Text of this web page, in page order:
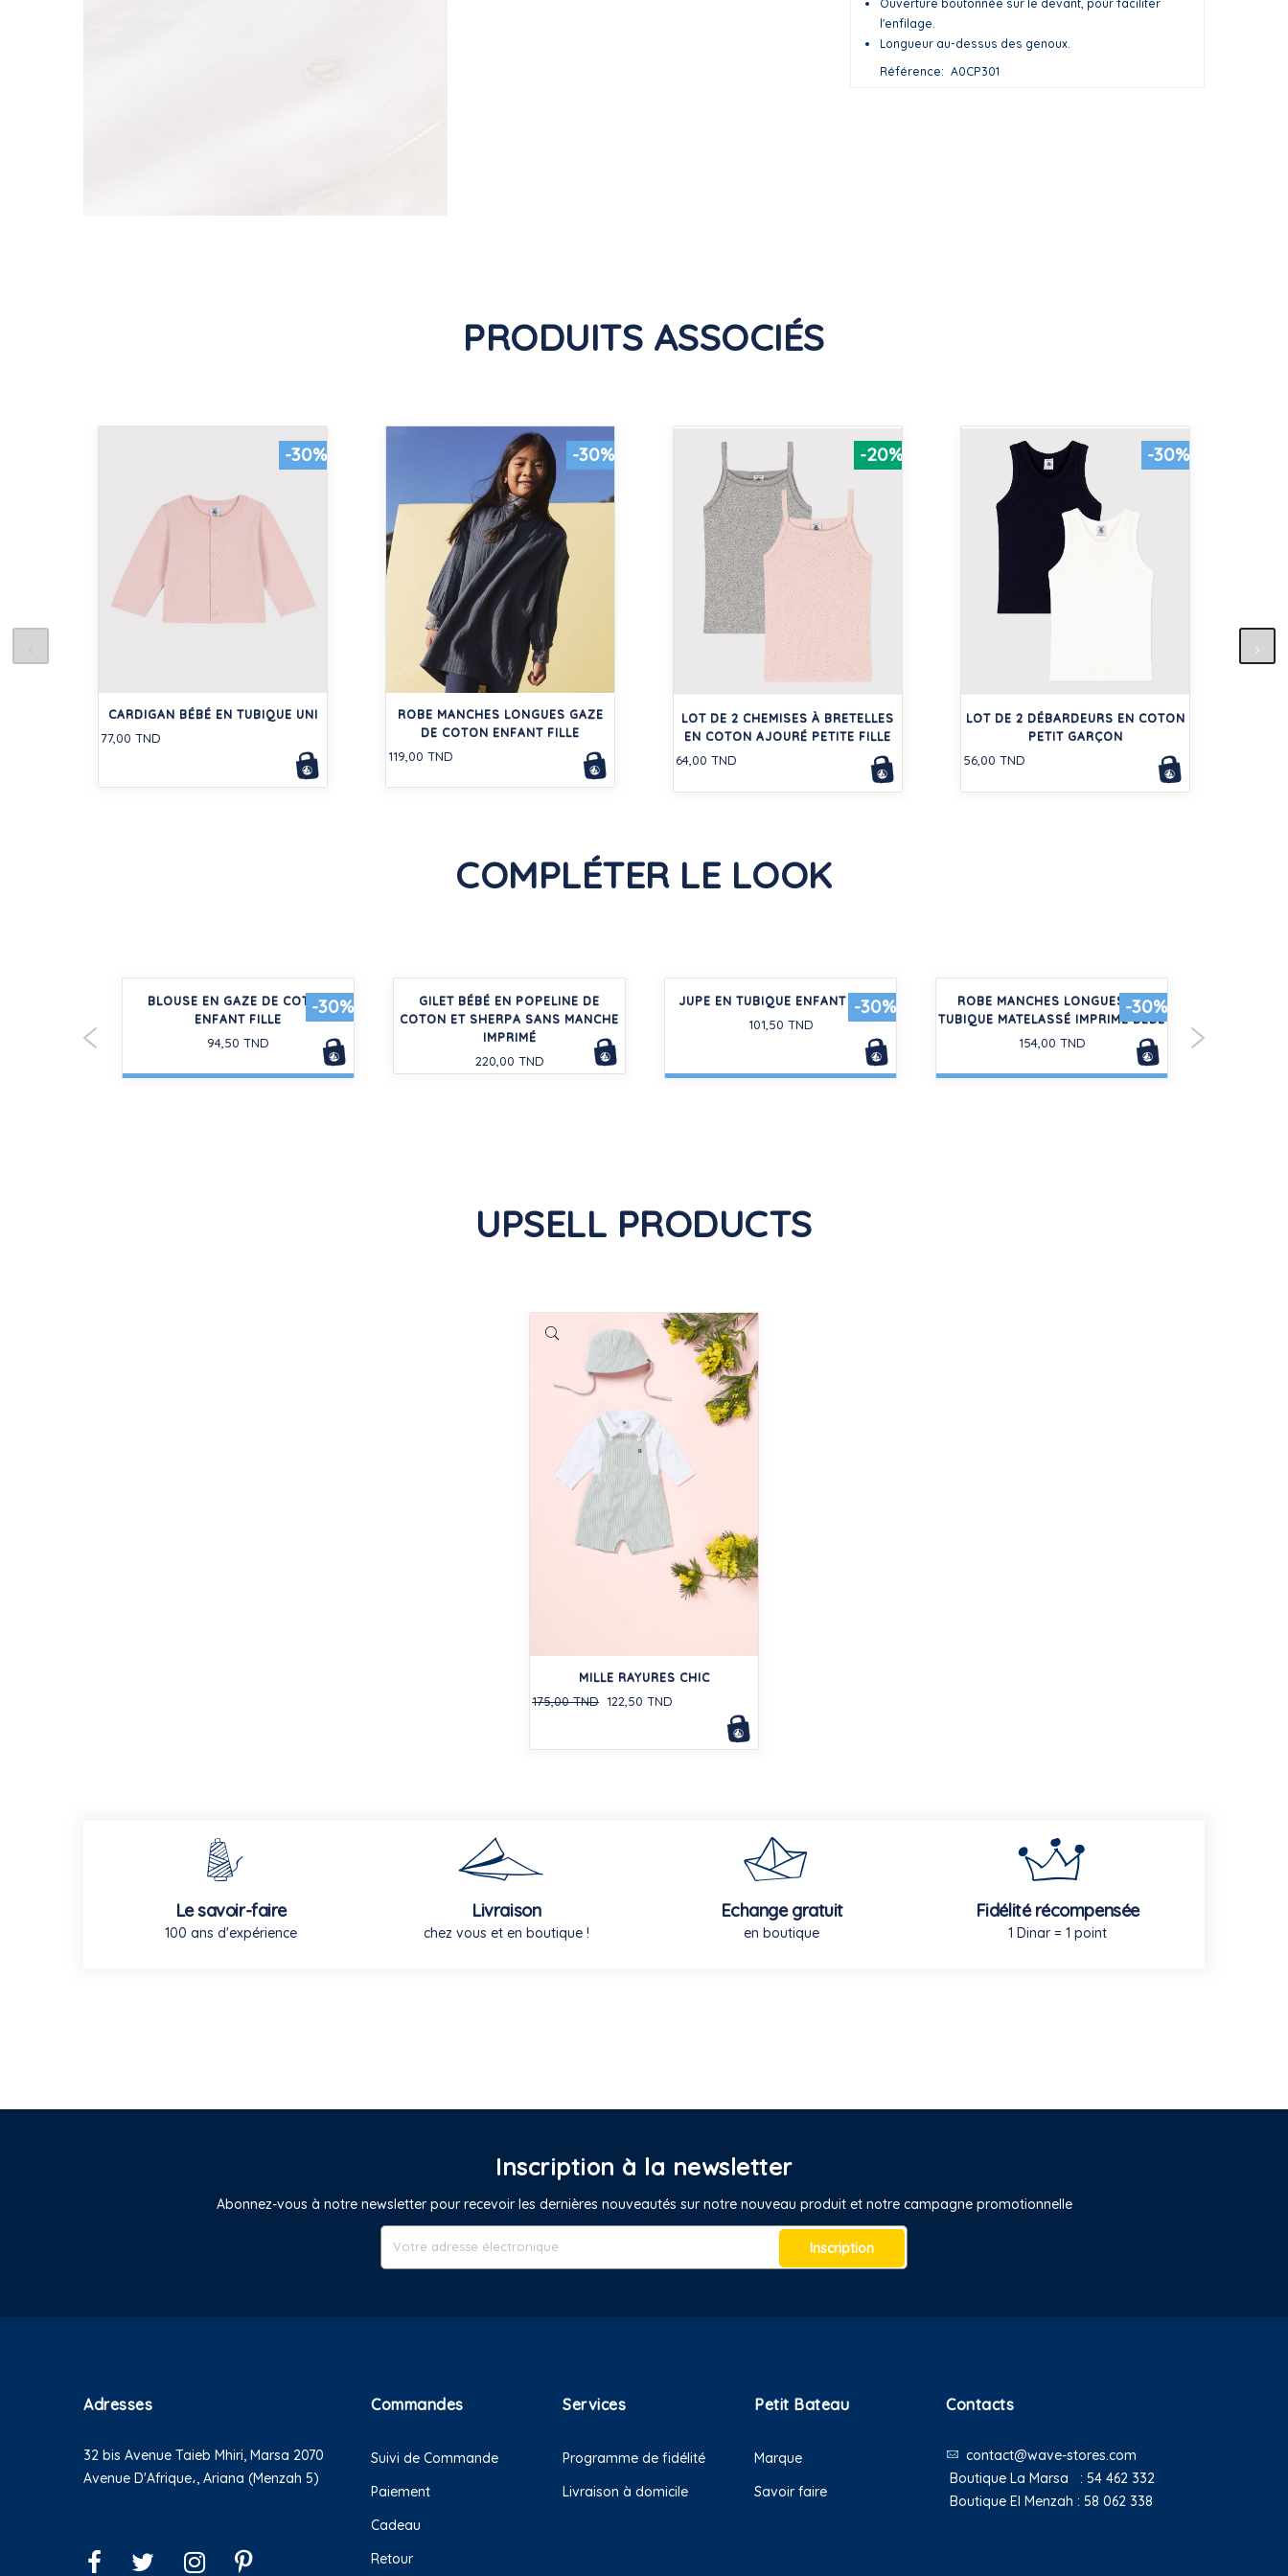
Ouverture boutonnée sur le devant, pour faciliter
l'enfilage.
Longueur au-dessus des genoux.
Référence
A0CP301
PRODUITS ASSOCIÉS
-30%
CARDIGAN BÉBÉ EN TUBIQUE UNI
77,00 TND
-30%
ROBE MANCHES LONGUES GAZE
DE COTON ENFANT FILLE
119,00 TND
-20%
LOT DE 2 CHEMISES À BRETELLES
EN COTON AJOURÉ PETITE FILLE
64,00 TND
-30%
LOT DE 2 DÉBARDEURS EN COTON
PETIT GARÇON
56,00 TND
COMPLÉTER LE LOOK
-30%
BLOUSE EN GAZE DE COTON
ENFANT FILLE
94,50 TND
GILET BÉBÉ EN POPELINE DE
COTON ET SHERPA SANS MANCHE
IMPRIMÉ
220,00 TND
-30%
JUPE EN TUBIQUE ENFANT FILLE
101,50 TND
-30%
ROBE MANCHES LONGUES EN
TUBIQUE MATELASSÉ IMPRIMÉ BÉBÉ
154,00 TND
UPSELL PRODUCTS
MILLE RAYURES CHIC
122,50 TND
175,00 TND
Le savoir-faire
100 ans d'expérience
Livraison
chez vous et en boutique !
Echange gratuit
en boutique
Fidélité récompensée
1 Dinar = 1 point
Inscription à la newsletter
Abonnez-vous à notre newsletter pour recevoir les dernières nouveautés sur notre nouveau produit et notre campagne promotionnelle
Inscription
Adresses
32 bis Avenue Taieb Mhiri, Marsa 2070
Avenue D'Afrique،, Ariana (Menzah 5)
Commandes
Suivi de Commande
Paiement
Cadeau
Retour
Services
Programme de fidélité
Livraison à domicile
Petit Bateau
Marque
Savoir faire
Contacts
contact@wave-stores.com
Boutique La Marsa : 54 462 332
Boutique El Menzah : 58 062 338